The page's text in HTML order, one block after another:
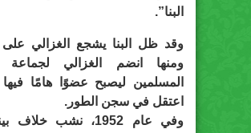
البنا”.
وقد ظل البنا يشجع الغزالي على
ومنها انضم الغزالي لجماعة
المسلمين ليصبح عضوًا هامًا
اعتقل في سجن الطور.
وفي عام 1952، نشب